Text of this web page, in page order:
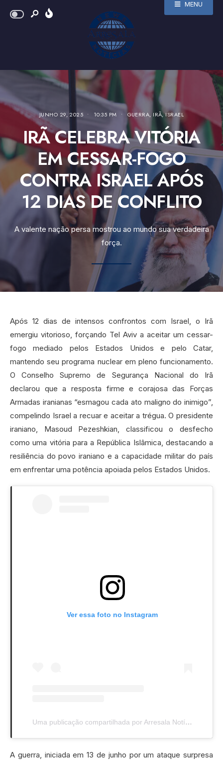
MENU
JUNHO 29, 2025 • 10:35 PM • GUERRA, IRÃ,ISRAEL
IRÃ CELEBRA VITÓRIA
EM CESSAR-FOGO
CONTRA ISRAEL APÓS
12 DIAS DE CONFLITO
A valente nação persa mostrou ao mundo sua verdadeira
força.
Após 12 dias de intensos confrontos com Israel, o Irã
emergiu vitorioso, forçando Tel Aviv a aceitar um cessar-
fogo mediado pelos Estados Unidos e pelo Catar,
mantendo seu programa nuclear em pleno funcionamento.
O Conselho Supremo de Segurança Nacional do Irã
declarou que a resposta firme e corajosa das Forças
Armadas iranianas “esmagou cada ato maligno do inimigo”,
compelindo Israel a recuar e aceitar a trégua. O presidente
iraniano, Masoud Pezeshkian, classificou o desfecho
como uma vitória para a República Islâmica, destacando a
resiliência do povo iraniano e a capacidade militar do país
em enfrentar uma potência apoiada pelos Estados Unidos.
Ver essa foto no Instagram
Uma publicação compartilhada por Arresala Notícias (@arresalanoticias)
A guerra, iniciada em 13 de junho por um ataque surpresa